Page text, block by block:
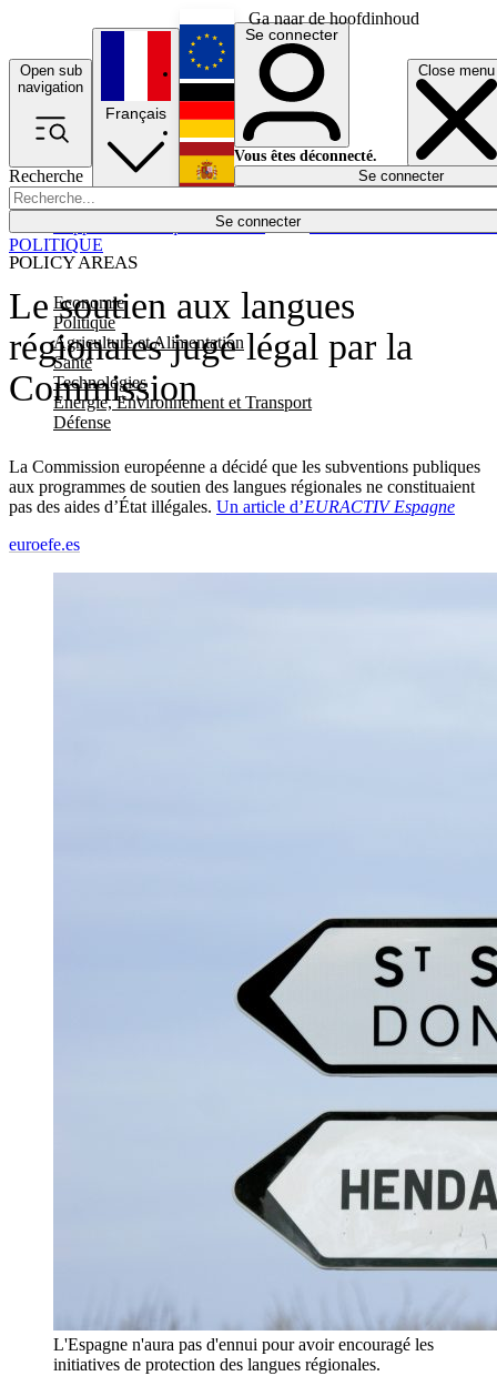
Ga naar de hoofdinhoud
Open sub
navigation
Close menu
Recherche
Se connecter
POLICY AREAS
Economie
Politique
Agriculture et Alimentation
Santé
Technologies
Energie, Environnement et Transport
Défense
Économie
Français
English
Deutsch
Español
Se connecter
Vous êtes déconnecté.
Se connecter
Le soutien aux langues
régionales jugé légal par la
Commission
La Commission européenne a décidé que les subventions publiques
aux programmes de soutien des langues régionales ne constituaient
pas des aides d’État illégales. Un article d’EURACTIV Espagne
POLITIQUE
euroefe.es
L'Espagne n'aura pas d'ennui pour avoir encouragé les
initiatives de protection des langues régionales.